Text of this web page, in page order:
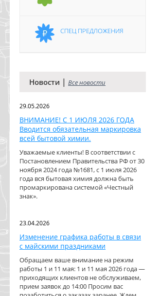
СПЕЦ ПРЕДЛОЖЕНИЯ
Новости | Все новости
29.05.2026
ВНИМАНИЕ! С 1 ИЮЛЯ 2026 ГОДА
Вводится обязательная маркировка
всей бытовой химии.
Уважаемые клиенты! В соответствии с
Постановлением Правительства РФ от 30
ноября 2024 года №1681, с 1 июля 2026
года вся бытовая химия должна быть
промаркирована системой «Честный
знак».
23.04.2026
Изменение графика работы в связи
с майскими праздниками
Обращаем ваше внимание на режим
работы 1 и 11 мая: 1 и 11 мая 2026 года —
приходящих клиентов не обслуживаем,
прием заявок до 14:00 Просим вас